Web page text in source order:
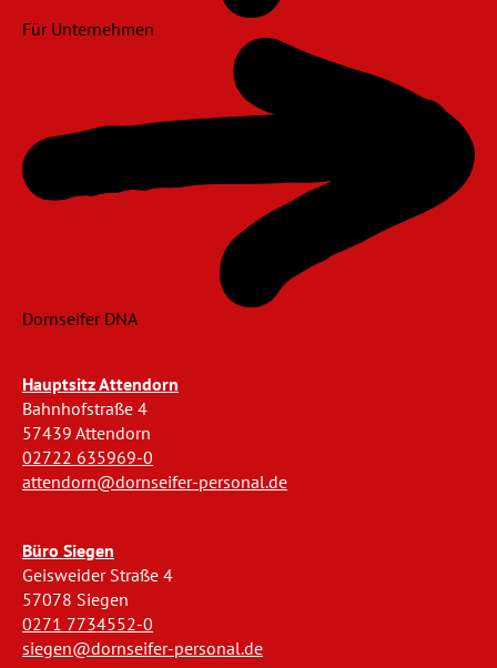
Für Unternehmen
Dornseifer DNA
Hauptsitz Attendorn
Bahnhofstraße 4
57439 Attendorn
02722 635969-0
attendorn@dornseifer-personal.de
Büro Siegen
Geisweider Straße 4
57078 Siegen
0271 7734552-0
siegen@dornseifer-personal.de